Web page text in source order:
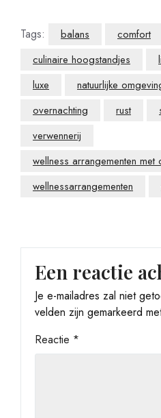
Tags: balans
comfort
culinaire hoogstandjes
luxe
natuurlijke
overnachting
rust
verwennerij
wellness arrangementen met
wellnessarrangementen
Een reactie
Je e-mailadres zal niet
velden zijn gemarkeerd
Reactie *